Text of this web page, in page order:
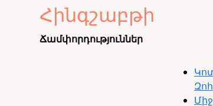
Հինգշաբթի
Ճամփորդություններ